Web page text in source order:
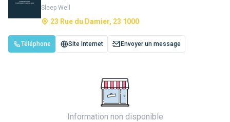
Sleep Well
23 Rue du Damier, 23 1000
Téléphone Site Internet Envoyer un message
Information non disponible